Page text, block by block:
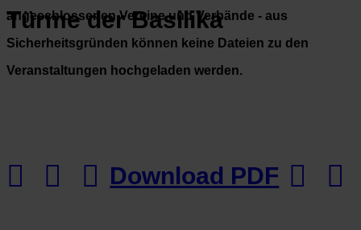
Türme der Basilika
angeschlossenen Vereine und Verbände - aus
Sicherheitsgründen können keine Dateien zu den
Veranstaltungen hochgeladen werden.
Download PDF